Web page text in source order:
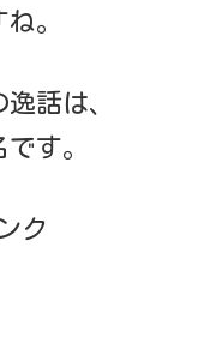
。
話は、
す。
ク